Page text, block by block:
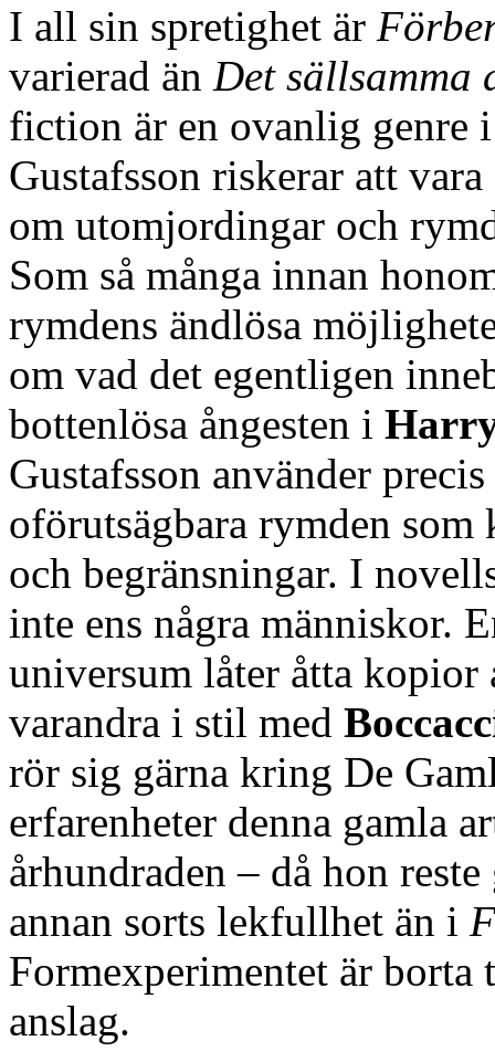
I all sin spretighet är
varierad än Det
fiction är en ovanlig genre
Gustafsson riskerar att
om utomjordingar och
Som så många innan
rymdens ändlösa
om vad det egentligen
bottenlösa ångesten i
Gustafsson använder
oförutsägbara rymden
och begränsningar. I
inte ens några människor.
universum låter åtta
varandra i stil med
rör sig gärna kring De
erfarenheter denna gamla
århundraden – då hon
annan sorts lekfullhet än i
Formexperimentet är
anslag.